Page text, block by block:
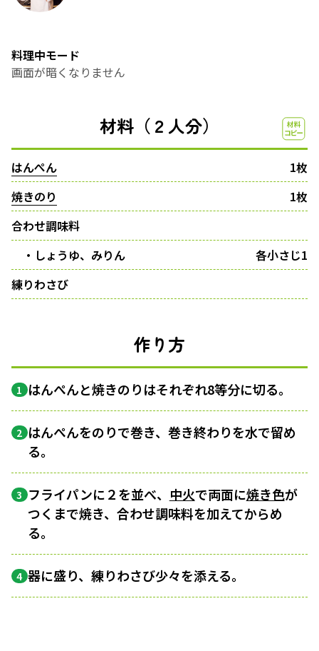
料理中モード
画面が暗くなりません
材料（２人分）
はんぺん
1枚
焼きのり
1枚
合わせ調味料
・しょうゆ、みりん
各小さじ1
練りわさび
作り方
1 はんぺんと焼きのりはそれぞれ8等分に切る。
2 はんぺんをのりで巻き、巻き終わりを水で留め
る。
3 フライパンに２を並べ、 中火で両面に焼き色が
つくまで焼き、合わせ調味料を加えてからめ
る。
4 器に盛り、練りわさび少々を添える。